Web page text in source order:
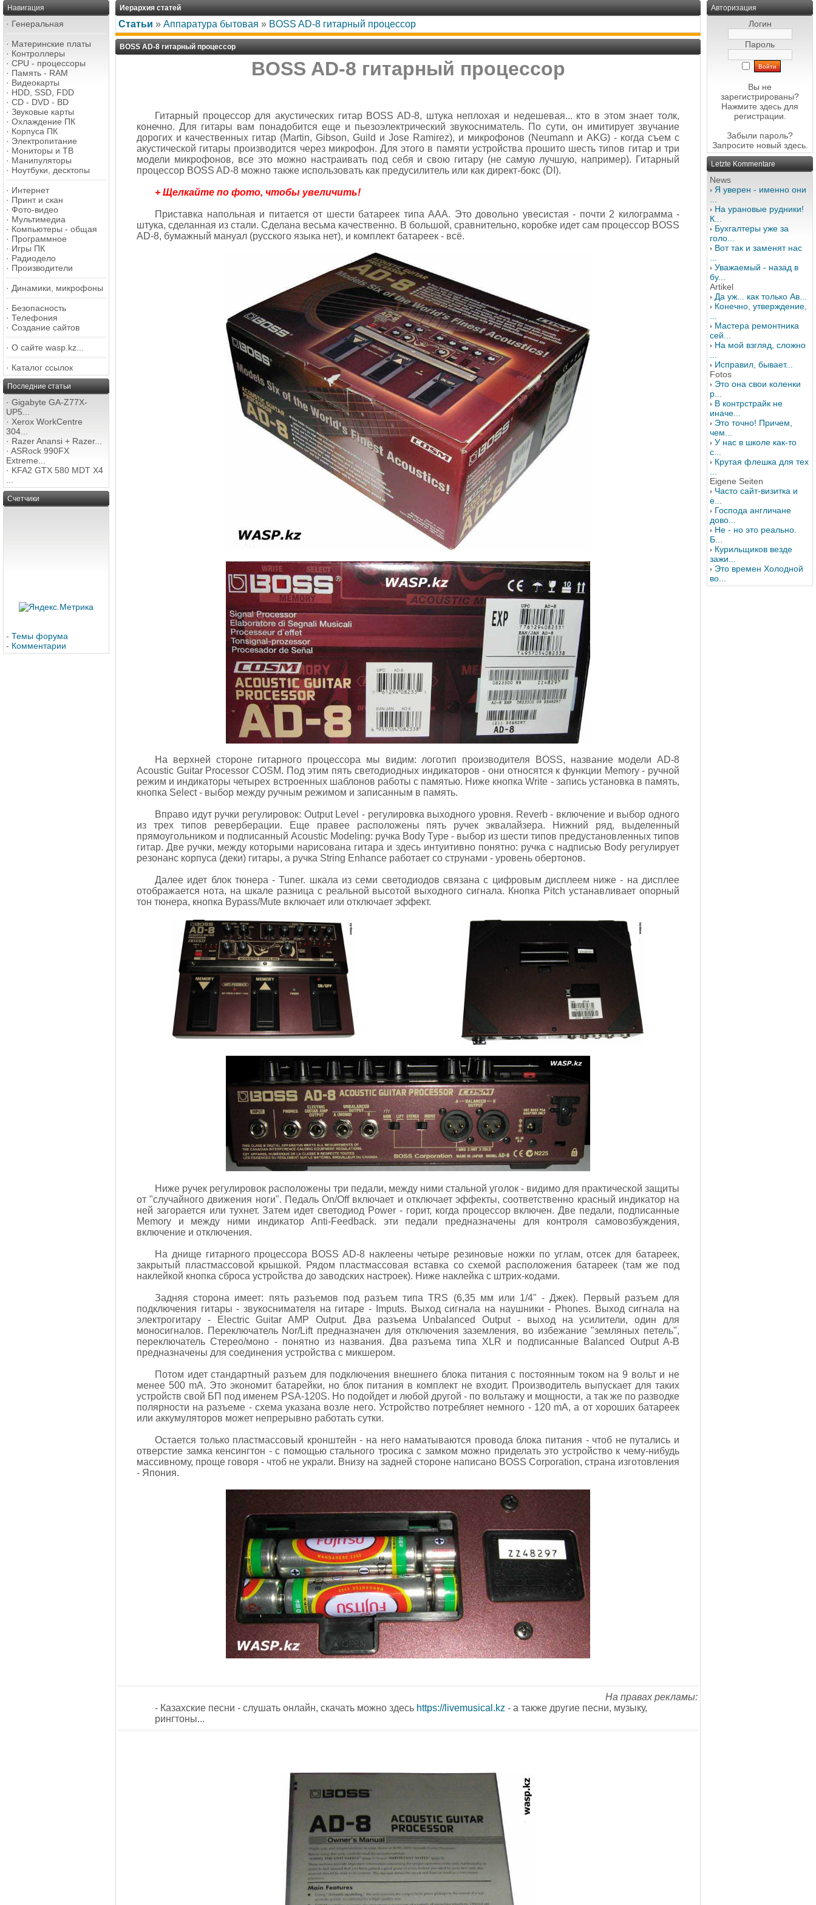
Навигация
· Генеральная
· Материнские платы
· Контроллеры
· CPU - процессоры
· Память - RAM
· Видеокарты
· HDD, SSD, FDD
· CD - DVD - BD
· Звуковые карты
· Охлаждение ПК
· Корпуса ПК
· Электропитание
· Мониторы и ТВ
· Манипуляторы
· Ноутбуки, десктопы
· Интернет
· Принт и скан
· Фото-видео
· Мультимедиа
· Компьютеры - общая
· Программное
· Игры ПК
· Радиодело
· Производители
· Динамики, микрофоны
· Безопасность
· Телефония
· Создание сайтов
· О сайте wasp.kz...
· Каталог ссылок
Последние статьи
· Gigabyte GA-Z77X-
UP5...
· Xerox WorkCentre
304...
· Razer Anansi + Razer...
· ASRock 990FX
Extreme...
· KFA2 GTX 580 MDT X4
Счетчики
- Темы форума
- Комментарии
Иерархия статей
Статьи » Аппаратура бытовая » BOSS AD-8 гитарный процессор
BOSS AD-8 гитарный процессор
BOSS AD-8 гитарный процессор
Гитарный процессор для акустических гитар BOSS AD-8, штука неплохая и недешевая... кто в этом знает толк,
конечно. Для гитары вам понадобится еще и пьезоэлектрический звукосниматель. По сути, он имитирует звучание
дорогих и качественных гитар (Martin, Gibson, Guild и Jose Ramirez), и микрофонов (Neumann и AKG) - когда съем с
акустической гитары производится через микрофон. Для этого в памяти устройства прошито шесть типов гитар и три
модели микрофонов, все это можно настраивать под себя и свою гитару (не самую лучшую, например). Гитарный
процессор BOSS AD-8 можно также использовать как предусилитель или как директ-бокс (DI).
+ Щелкайте по фото, чтобы увеличить!
Приставка напольная и питается от шести батареек типа ААА. Это довольно увесистая - почти 2 килограмма -
штука, сделанная из стали. Сделана весьма качественно. В большой, сравнительно, коробке идет сам процессор BOSS
AD-8, бумажный мануал (русского языка нет), и комплект батареек - всё.
На верхней стороне гитарного процессора мы видим: логотип производителя BOSS, название модели AD-8
Acoustic Guitar Processor COSM. Под этим пять светодиодных индикаторов - они относятся к функции Memory - ручной
режим и индикаторы четырех встроенных шаблонов работы с памятью. Ниже кнопка Write - запись установка в память,
кнопка Select - выбор между ручным режимом и записанным в память.
Вправо идут ручки регулировок: Output Level - регулировка выходного уровня. Reverb - включение и выбор одного
из трех типов реверберации. Еще правее расположены пять ручек эквалайзера. Нижний ряд, выделенный
прямоугольником и подписанный Acoustic Modeling: ручка Body Type - выбор из шести типов предустановленных типов
гитар. Две ручки, между которыми нарисована гитара и здесь интуитивно понятно: ручка с надписью Body регулирует
резонанс корпуса (деки) гитары, а ручка String Enhance работает со струнами - уровень обертонов.
Далее идет блок тюнера - Tuner. шкала из семи светодиодов связана с цифровым дисплеем ниже - на дисплее
отображается нота, на шкале разница с реальной высотой выходного сигнала. Кнопка Pitch устанавливает опорный
тон тюнера, кнопка Bypass/Mute включает или отключает эффект.
Ниже ручек регулировок расположены три педали, между ними стальной уголок - видимо для практической защиты
от "случайного движения ноги". Педаль On/Off включает и отключает эффекты, соответственно красный индикатор на
ней загорается или тухнет. Затем идет светодиод Power - горит, когда процессор включен. Две педали, подписанные
Memory и между ними индикатор Anti-Feedback. эти педали предназначены для контроля самовозбуждения,
включение и отключения.
На днище гитарного процессора BOSS AD-8 наклеены четыре резиновые ножки по углам, отсек для батареек,
закрытый пластмассовой крышкой. Рядом пластмассовая вставка со схемой расположения батареек (там же под
наклейкой кнопка сброса устройства до заводских настроек). Ниже наклейка с штрих-кодами.
Задняя сторона имеет: пять разъемов под разъем типа TRS (6,35 мм или 1/4" - Джек). Первый разъем для
подключения гитары - звукоснимателя на гитаре - Imputs. Выход сигнала на наушники - Phones. Выход сигнала на
электрогитару - Electric Guitar AMP Output. Два разъема Unbalanced Output - выход на усилители, один для
моносигналов. Переключатель Nor/Lift предназначен для отключения заземления, во избежание "земляных петель",
переключатель Стерео/моно - понятно из названия. Два разъема типа XLR и подписанные Balanced Output A-B
предназначены для соединения устройства с микшером.
Потом идет стандартный разъем для подключения внешнего блока питания с постоянным током на 9 вольт и не
менее 500 mA. Это экономит батарейки, но блок питания в комплект не входит. Производитель выпускает для таких
устройств свой БП под именем PSA-120S. Но подойдет и любой другой - по вольтажу и мощности, а так же по разводке
полярности на разъеме - схема указана возле него. Устройство потребляет немного - 120 mA, а от хороших батареек
или аккумуляторов может непрерывно работать сутки.
Остается только пластмассовый кронштейн - на него наматываются провода блока питания - чтоб не путались и
отверстие замка кенсингтон - с помощью стального тросика с замком можно приделать это устройство к чему-нибудь
массивному, проще говоря - чтоб не украли. Внизу на задней стороне написано BOSS Corporation, страна изготовления
- Япония.
На правах рекламы:
- Казахские песни - слушать онлайн, скачать можно здесь https://livemusical.kz - а также другие песни, музыку,
рингтоны...
Авторизация
Логин
Пароль
Вы не
зарегистрированы?
Нажмите здесь для
регистрации.
Забыли пароль?
Запросите новый здесь.
Letzte Kommentare
News
Я уверен - именно они
На урановые рудники!
К...
Бухгалтеры уже за
голо...
Вот так и заменят нас
Уважаемый - назад в
бу...
Artikel
Да уж... как только Ав...
Конечно, утверждение,
Мастера ремонтника
сей...
На мой взгляд, сложно
Исправил, бывает...
Fotos
Это она свои коленки
р...
В контрстрайк не
иначе...
Это точно! Причем,
чем...
У нас в школе как-то
с...
Крутая флешка для тех
Eigene Seiten
Часто сайт-визитка и
е...
Господа англичане
дово...
Не - но это реально.
Б...
Курильщиков везде
зажи...
Это времен Холодной
во...